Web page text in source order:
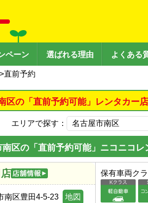
ペーン 選ばれる理由 よくある
>直前予約
区の「直前予約可能」レンタカー
エリアで探す：
南区の「直前予約可能」ニコニコレ
南区豊田4-5-23 地図
保有車両ク